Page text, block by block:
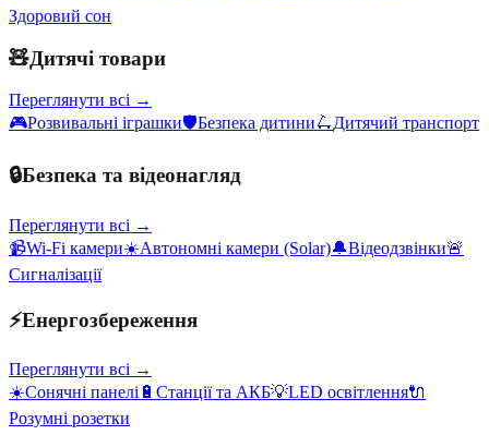
Здоровий сон
🧸Дитячі товари
Переглянути всі →
🎮Розвивальні іграшки🛡️Безпека дитини🛴Дитячий транспорт
🔒Безпека та відеонагляд
Переглянути всі →
📹Wi-Fi камери☀️Автономні камери (Solar)🔔Відеодзвінки🚨
Сигналізації
⚡Енергозбереження
Переглянути всі →
☀️Сонячні панелі 🔋 Станції та АКБ💡LED освітлення🔌
Розумні розетки